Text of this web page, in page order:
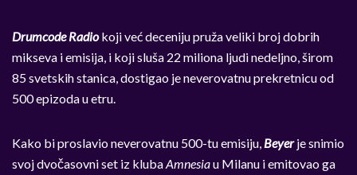
Drumcode Radiokoji već deceniju pruža veliki broj dobrih
mikseva i emisija, i koji sluša 22 miliona ljudi nedeljno, širom
85 svetskih stanica, dostigao je neverovatnu prekretnicu od
500 epizoda u etru.
Kako bi proslavio neverovatnu 500-tu emisiju, Beyerje snimio
svoj dvočasovni set iz klubaAmnesiau Milanu i emitovao ga